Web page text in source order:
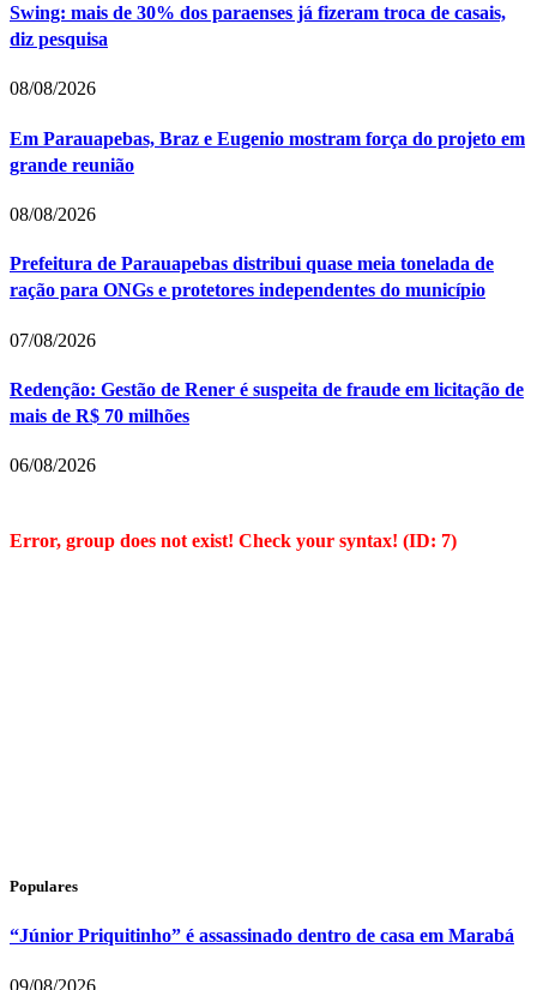
Swing: mais de 30% dos paraenses já fizeram troca de casais,
diz pesquisa
08/08/2026
Em Parauapebas, Braz e Eugenio mostram força do projeto em
grande reunião
08/08/2026
Prefeitura de Parauapebas distribui quase meia tonelada de
ração para ONGs e protetores independentes do município
07/08/2026
Redenção: Gestão de Rener é suspeita de fraude em licitação de
mais de R$ 70 milhões
06/08/2026
Error, group does not exist! Check your syntax! (ID: 7)
Populares
“Júnior Priquitinho” é assassinado dentro de casa em Marabá
09/08/2026